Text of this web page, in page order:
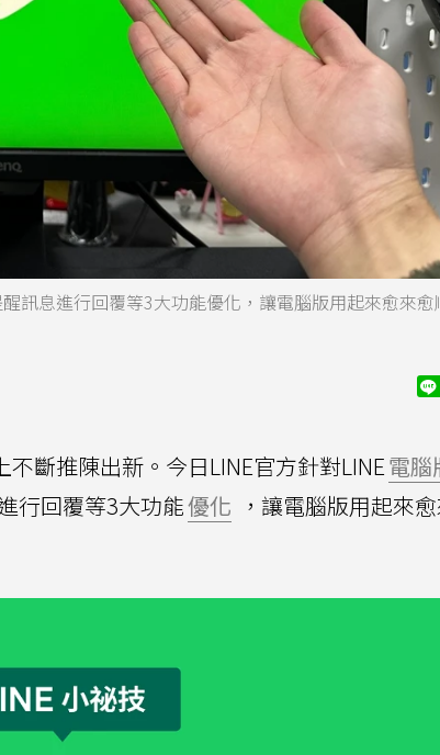
訊息進行回覆等3大功能優化，讓電腦版用起來愈來愈
不斷推陳出新。今日LINE官方針對LINE電腦
行回覆等3大功能優化 ，讓電腦版用起來